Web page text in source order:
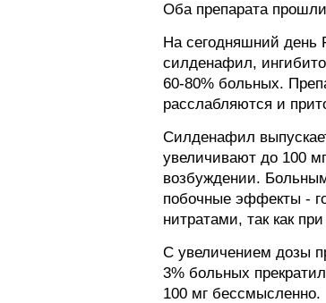
Оба препарата
На сегодняшний день
силденафил,
60-80% больных.
расслабляются и
Силденафил
увеличивают до 100
возбуждении.
побочные эффекты -
нитратами, так как
С увеличением дозы
3% больных
100 мг бессмысленно.